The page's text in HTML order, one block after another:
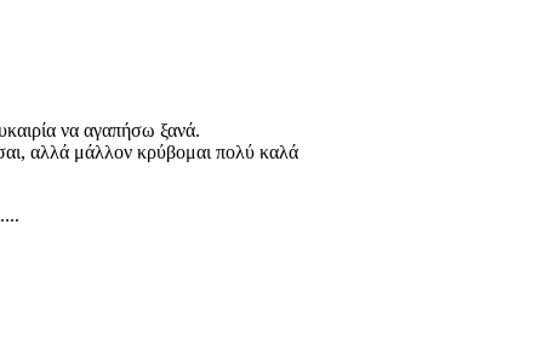
να αγαπήσω ξανά.
αλλά μάλλον κρύβομαι πολύ καλά